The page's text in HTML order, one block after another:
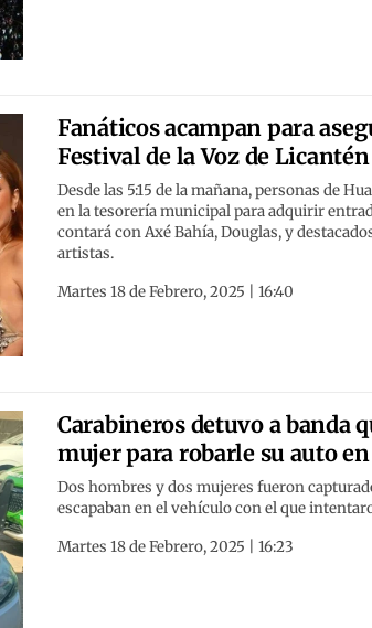
Fanáticos acampan para
Festival de la Voz de Licantén
Desde las 5:15 de la mañana, personas de
en la tesorería municipal para adquirir
contará con Axé Bahía, Douglas, y
artistas.
Martes 18 de Febrero, 2025 | 16:40
Carabineros detuvo a banda
mujer para robarle su auto
Dos hombres y dos mujeres fueron
escapaban en el vehículo con el que
Martes 18 de Febrero, 2025 | 16:23